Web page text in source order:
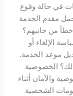
في حالة وقوع
مقدم الخدمة
من جانبهم؟
الإلغاء أو
موعد الخدمة.
الخصوصية
والأمان أثناء
الشخصية